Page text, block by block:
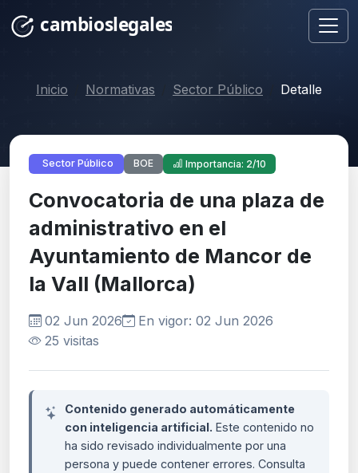
Inicio Normativas Sector Público Detalle
Sector Público BOE Importancia: 2/10
Convocatoria de una plaza de
administrativo en el
Ayuntamiento de Mancor de
la Vall (Mallorca)
02 Jun 2026
En vigor: 02 Jun 2026
25 visitas
Contenido generado automáticamente
con inteligencia artificial. Este contenido no
ha sido revisado individualmente por una
persona y puede contener errores. Consulta